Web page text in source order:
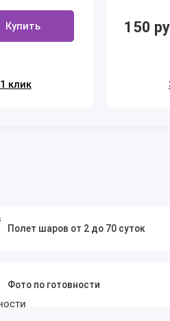
Купить
клик
150
Полет шаров от 2 до 70 суток
Фото по готовности